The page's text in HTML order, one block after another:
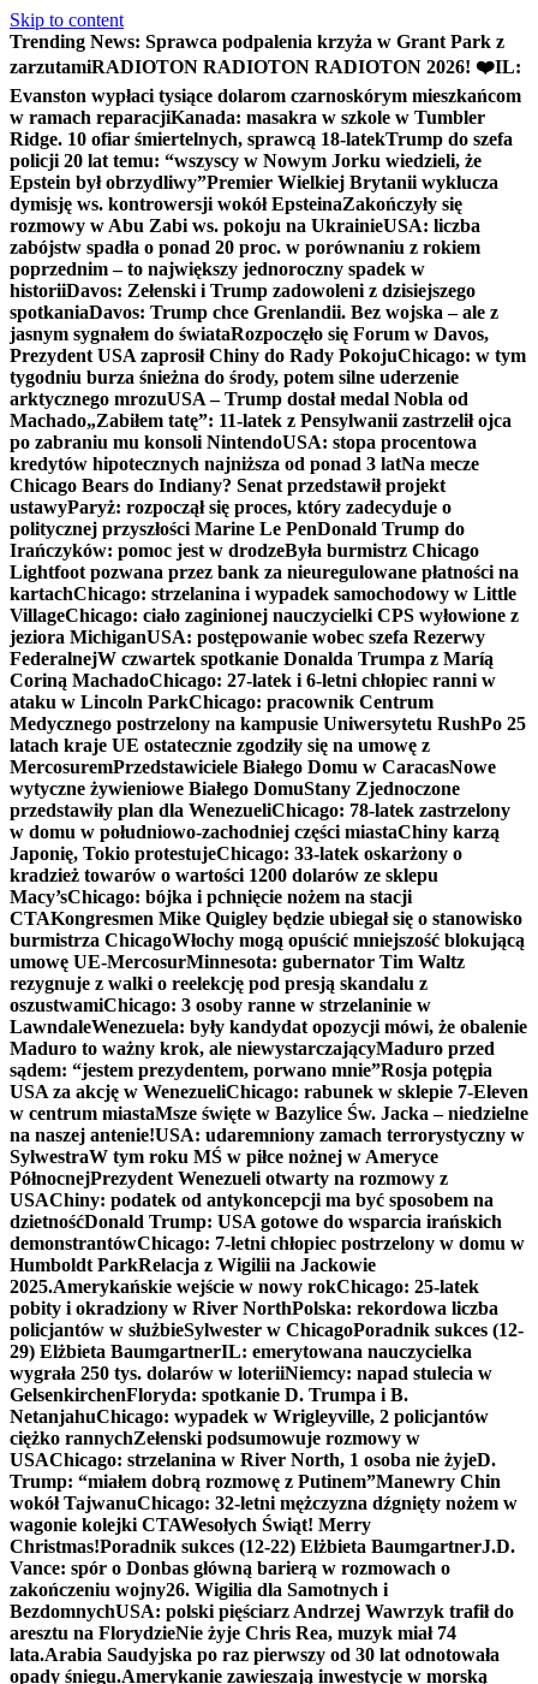
Skip to content
Trending News: Sprawca podpalenia krzyża w Grant Park z
zarzutamiRADIOTON RADIOTON RADIOTON 2026! ❤️IL:
Evanston wypłaci tysiące dolarom czarnoskórym mieszkańcom
w ramach reparacjiKanada: masakra w szkole w Tumbler
Ridge. 10 ofiar śmiertelnych, sprawcą 18-latekTrump do szefa
policji 20 lat temu: “wszyscy w Nowym Jorku wiedzieli, że
Epstein był obrzydliwy”Premier Wielkiej Brytanii wyklucza
dymisję ws. kontrowersji wokół EpsteinaZakończyły się
rozmowy w Abu Zabi ws. pokoju na UkrainieUSA: liczba
zabójstw spadła o ponad 20 proc. w porównaniu z rokiem
poprzednim – to największy jednoroczny spadek w
historiiDavos: Zełenski i Trump zadowoleni z dzisiejszego
spotkaniaDavos: Trump chce Grenlandii. Bez wojska – ale z
jasnym sygnałem do świataRozpoczęło się Forum w Davos,
Prezydent USA zaprosił Chiny do Rady PokojuChicago: w tym
tygodniu burza śnieżna do środy, potem silne uderzenie
arktycznego mrozuUSA – Trump dostał medal Nobla od
Machado„Zabiłem tatę”: 11-latek z Pensylwanii zastrzelił ojca
po zabraniu mu konsoli NintendoUSA: stopa procentowa
kredytów hipotecznych najniższa od ponad 3 latNa mecze
Chicago Bears do Indiany? Senat przedstawił projekt
ustawyParyż: rozpoczął się proces, który zadecyduje o
politycznej przyszłości Marine Le PenDonald Trump do
Irańczyków: pomoc jest w drodzeByła burmistrz Chicago
Lightfoot pozwana przez bank za nieuregulowane płatności na
kartachChicago: strzelanina i wypadek samochodowy w Little
VillageChicago: ciało zaginionej nauczycielki CPS wyłowione z
jeziora MichiganUSA: postępowanie wobec szefa Rezerwy
FederalnejW czwartek spotkanie Donalda Trumpa z Maríą
Coriną MachadoChicago: 27-latek i 6-letni chłopiec ranni w
ataku w Lincoln ParkChicago: pracownik Centrum
Medycznego postrzelony na kampusie Uniwersytetu RushPo 25
latach kraje UE ostatecznie zgodziły się na umowę z
MercosuremPrzedstawiciele Białego Domu w CaracasNowe
wytyczne żywieniowe Białego DomuStany Zjednoczone
przedstawiły plan dla WenezueliChicago: 78-latek zastrzelony
w domu w południowo-zachodniej części miastaChiny karzą
Japonię, Tokio protestujeChicago: 33-latek oskarżony o
kradzież towarów o wartości 1200 dolarów ze sklepu
Macy’sChicago: bójka i pchnięcie nożem na stacji
CTAKongresmen Mike Quigley będzie ubiegał się o stanowisko
burmistrza ChicagoWłochy mogą opuścić mniejszość blokującą
umowę UE-MercosurMinnesota: gubernator Tim Waltz
rezygnuje z walki o reelekcję pod presją skandalu z
oszustwamiChicago: 3 osoby ranne w strzelaninie w
LawndaleWenezuela: były kandydat opozycji mówi, że obalenie
Maduro to ważny krok, ale niewystarczającyMaduro przed
sądem: “jestem prezydentem, porwano mnie”Rosja potępia
USA za akcję w WenezueliChicago: rabunek w sklepie 7-Eleven
w centrum miastaMsze święte w Bazylice Św. Jacka – niedzielne
na naszej antenie!USA: udaremniony zamach terrorystyczny w
SylwestraW tym roku MŚ w piłce nożnej w Ameryce
PółnocnejPrezydent Wenezueli otwarty na rozmowy z
USAChiny: podatek od antykoncepcji ma być sposobem na
dzietnośćDonald Trump: USA gotowe do wsparcia irańskich
demonstrantówChicago: 7-letni chłopiec postrzelony w domu w
Humboldt ParkRelacja z Wigilii na Jackowie
2025.Amerykańskie wejście w nowy rokChicago: 25-latek
pobity i okradziony w River NorthPolska: rekordowa liczba
policjantów w służbieSylwester w ChicagoPoradnik sukces (12-
29) Elżbieta BaumgartnerIL: emerytowana nauczycielka
wygrała 250 tys. dolarów w loteriiNiemcy: napad stulecia w
GelsenkirchenFloryda: spotkanie D. Trumpa i B.
NetanjahuChicago: wypadek w Wrigleyville, 2 policjantów
ciężko rannychZełenski podsumowuje rozmowy w
USAChicago: strzelanina w River North, 1 osoba nie żyjeD.
Trump: “miałem dobrą rozmowę z Putinem”Manewry Chin
wokół TajwanuChicago: 32-letni mężczyzna dźgnięty nożem w
wagonie kolejki CTAWesołych Świąt! Merry
Christmas!Poradnik sukces (12-22) Elżbieta BaumgartnerJ.D.
Vance: spór o Donbas główną barierą w rozmowach o
zakończeniu wojny26. Wigilia dla Samotnych i
BezdomnychUSA: polski pięściarz Andrzej Wawrzyk trafił do
aresztu na FlorydzieNie żyje Chris Rea, muzyk miał 74
lata.Arabia Saudyjska po raz pierwszy od 30 lat odnotowała
opady śniegu.Amerykanie zawieszają inwestycje w morską